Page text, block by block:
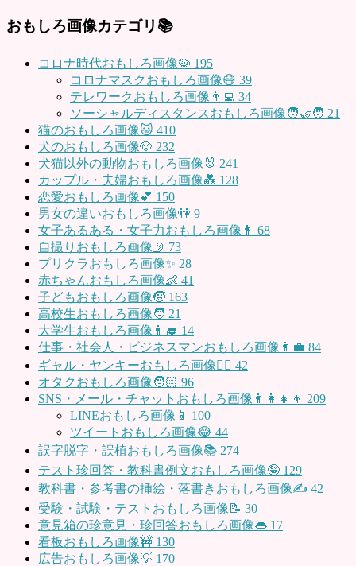
おもしろ画像カテゴリ📚
コロナ時代おもしろ画像🦠 195
コロナマスクおもしろ画像😷 39
テレワークおもしろ画像👨‍💻 34
ソーシャルディスタンスおもしろ画像🧑‍🤝‍🧑 21
猫のおもしろ画像🐱 410
犬のおもしろ画像🐶 232
犬猫以外の動物おもしろ画像🐰 241
カップル・夫婦おもしろ画像💑 128
恋愛おもしろ画像💕 150
男女の違いおもしろ画像👫 9
女子あるある・女子力おもしろ画像👩 68
自撮りおもしろ画像🤳 73
プリクラおもしろ画像✨ 28
赤ちゃんおもしろ画像👶 41
子どもおもしろ画像🧒 163
高校生おもしろ画像🧑 21
大学生おもしろ画像👨‍🎓 14
仕事・社会人・ビジネスマンおもしろ画像👨‍💼 84
ギャル・ヤンキーおもしろ画像👱‍♀️ 42
オタクおもしろ画像🧑🏻 96
SNS・メール・チャットおもしろ画像👨‍👩‍👧‍👦 209
LINEおもしろ画像📱 100
ツイートおもしろ画像😂 44
誤字脱字・誤植おもしろ画像📚 274
テスト珍回答・教科書例文おもしろ画像🤪 129
教科書・参考書の挿絵・落書きおもしろ画像✍️ 42
受験・試験・テストおもしろ画像📝 30
意見箱の珍意見・珍回答おもしろ画像👄 17
看板おもしろ画像🚧 130
広告おもしろ画像💡 170